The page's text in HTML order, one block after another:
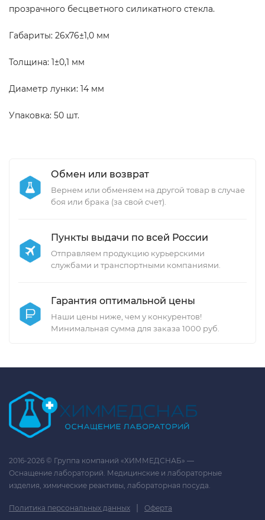
прозрачного бесцветного силикатного стекла.
Габариты: 26х76±1,0 мм
Толщина: 1±0,1 мм
Диаметр лунки: 14 мм
Упаковка: 50 шт.
Обмен или возврат
Вернем или обменяем на другой товар в случае
боя или брака (за свой счет).
Пункты выдачи по всей России
Отправляем продукцию курьерскими
службами и транспортными компаниями.
Гарантия оптимальной цены
Наши цены ниже, чем у конкурентов!
Минимальная сумма для заказа 1000 руб.
2016-2026 © Группа компаний «ХИММЕДСНАБ» —
Оснащение лабораторий. Медицинские и лабораторные
изделия, химические реактивы, лабораторная посуда.
Политика персональных данных | Оферта